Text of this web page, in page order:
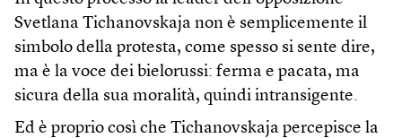
Svetlana Tichanovskaja non è semplicemente il
simbolo della protesta, come spesso si sente dire,
ma è la voce dei bielorussi: ferma e pacata, ma
sicura della sua moralità, quindi intransigente.
Ed è proprio così che Tichanovskaja percepisce la